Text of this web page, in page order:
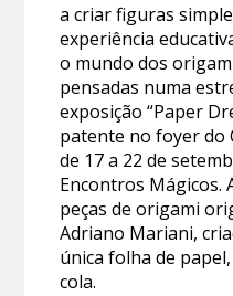
a criar figuras
experiência
o mundo dos
pensadas numa
exposição “Paper
patente no foyer do
de 17 a 22 de
Encontros Mágicos.
peças de origami
Adriano Mariani,
única folha de
cola.